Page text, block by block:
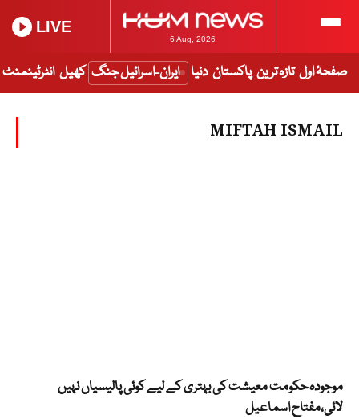
6 Aug, 2026
LIVE
صفحۂ اول تازہ ترین پاکستان دنیا ایران-اسرائیل جنگ کھیل انٹرٹینمنٹ
MIFTAH ISMAIL
موجودہ حکومت معیشت کی بہتری کے لیے کوئی پالیسیاں نہیں
لائی،مفتاح اسماعیل